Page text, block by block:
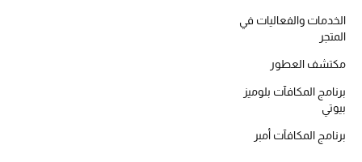
جميع مستحضرات الجمال
الجديد في عالم الجمال
الأكثر مبيعاً
العطور
الخدمات والفعاليات في
المتجر
مكتشف العطور
برنامج المكافآت بلوميز
بيوتي
برنامج المكافآت أمبر